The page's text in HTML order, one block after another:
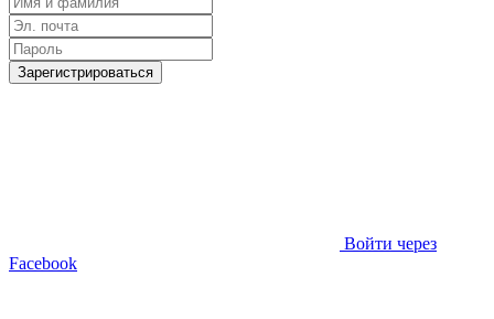
Зарегистрироваться
Войти через
Facebook